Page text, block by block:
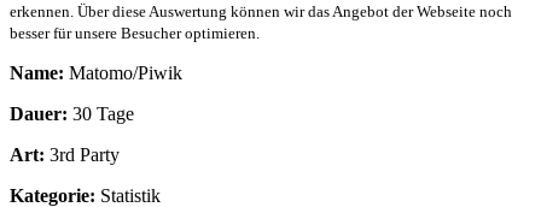
erkennen. Über diese Auswertung können wir das Angebot der Webseite noch
besser für unsere Besucher optimieren.
Name: Matomo/Piwik
Dauer: 30 Tage
Art: 3rd Party
Kategorie: Statistik